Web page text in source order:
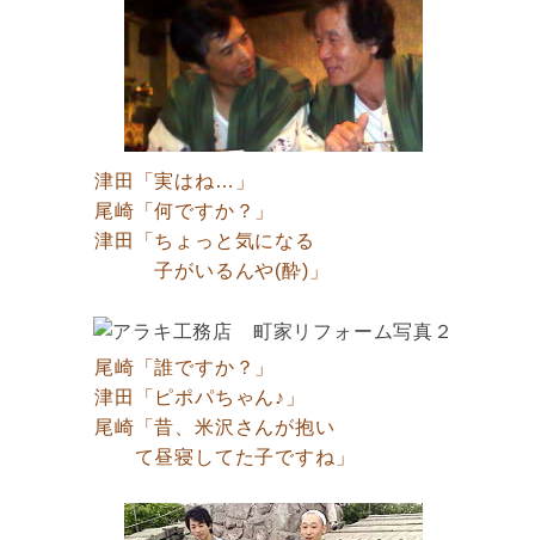
津田「実はね…」
尾崎「何ですか？」
津田「ちょっと気になる
子がいるんや(酔)」
尾崎「誰ですか？」
津田「ピポパちゃん♪」
尾崎「昔、米沢さんが抱い
て昼寝してた子ですね」